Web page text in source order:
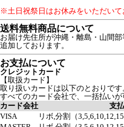
※土日祝祭日はお休みをいただいて
送料無料商品について
お届け先住所が沖縄・離島・山間
追加しております。
お支払について
クレジットカード
【取扱カード】
取り扱いカードは以下のとおりです
すべてのカード会社で、一括払いが
カード会社
支
VISA
リボ,分割（